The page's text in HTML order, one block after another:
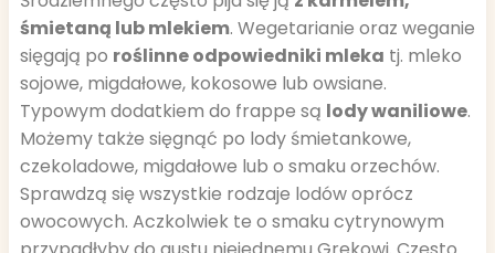
śmietaną lub mlekiem. Wegetarianie oraz weganie
sięgają po roślinne odpowiedniki mleka tj. mleko
sojowe, migdałowe, kokosowe lub owsiane.
Typowym dodatkiem do frappe są lody waniliowe.
Możemy także sięgnąć po lody śmietankowe,
czekoladowe, migdałowe lub o smaku orzechów.
Sprawdzą się wszystkie rodzaje lodów oprócz
owocowych. Aczkolwiek te o smaku cytrynowym